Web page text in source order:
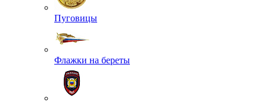
Пуговицы
Флажки на береты